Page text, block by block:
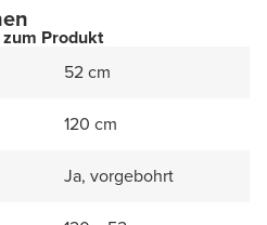
Produkt
52 cm
120 cm
Ja, vorgebohrt